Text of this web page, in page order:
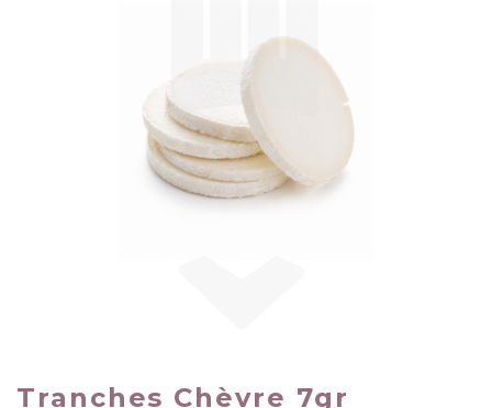
Tranches Chèvre 7gr